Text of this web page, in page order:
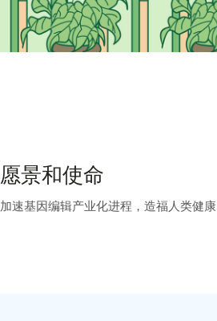
愿景和使命
加速基因编辑产业化进程，造福人类健康